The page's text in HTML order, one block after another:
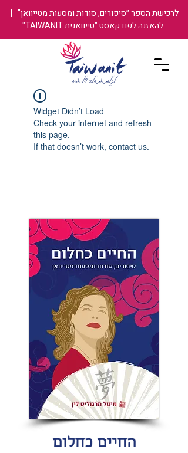
לרכישת הספר ״סיפורים, סודות ומסעות מטייוואן" |
להאזנה לפודקאסט "טייוואנית TAIWANIT"
Widget Didn’t Load
Check your internet and refresh
this page.
If that doesn’t work, contact us.
החיים כחלום